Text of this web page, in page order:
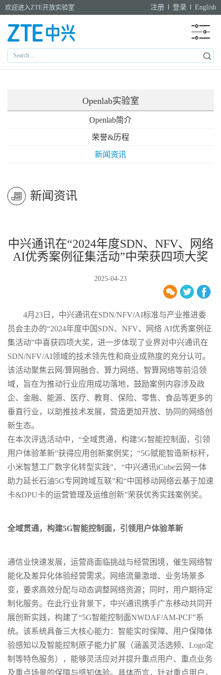
欢迎进入ZTE开放实验室 注册 登录 English
Openlab实验室
Openlab简介
荣誉&历程
新闻资讯
新闻资讯
中兴通讯在“2024年度SDN、NFV、网络
AI优秀案例征集活动”中荣获四项大奖
2025-04-23
4月23日，中兴通讯在SDN/NFV/AI标准与产业推进委
员会主办的“2024年度中国SDN、NFV、网络 AI优秀案例征
集活动”中喜获四项大奖，进一步体现了业界对中兴通讯在
SDN/NFV/AI领域的技术领先性和商业成熟度的充分认可。
该活动聚焦云网/算网融合、算力网络、智算网络等前沿领
域，旨在为推动行业应用成功落地，鼓励案例内容涉及政
企、金融、能源、医疗、教育、保险、零售、食品等更多的
垂直行业，以助推技术发展，营造更加开放、协同的网络创
新生态。
在本次评选活动中，“全域贯通，构建5G智能控制面，引领
用户体验革新”获得应用创新案例奖；“5G赋能智造新标杆，
小米智慧工厂数字化转型实践”、“中兴通讯iCube云网一体
助力延长石油5G专网跨域互联”和“中国移动网络云基于加速
卡&DPU卡的运营管理及运维创新”荣获优秀实践案例奖。
全域贯通，构建5G智能控制面，引领用户体验革新
通信业快速发展，运营商面临挑战与经营困境，催生网络智
能化及差异化体验经营需求。网络流量激增、业务场景多
变，要求高效分配与动态调整网络资源；同时，用户期待定
制化服务。在此行业背景下，中兴通讯携手广东移动共同开
展创新实践，构建了“5G智能控制面NWDAF/AM-PCF”系
统。该系统具备三大核心能力：智能实时保障、用户保障体
验感知以及智能控制原子能力扩展（涵盖灵活选频、Logo定
制等特色服务），能够灵活应对并提升重点用户、重点业务
及重点场景的保障与感知体验。具体而言，针对重点用户，